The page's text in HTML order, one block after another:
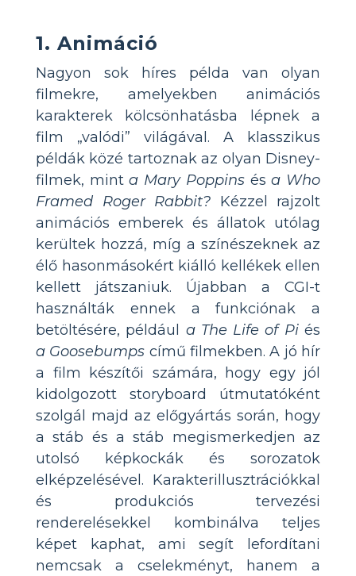
1. Animáció
Nagyon sok híres példa van olyan
filmekre, amelyekben animációs
karakterek kölcsönhatásba lépnek a
film „valódi” világával. A klasszikus
példák közé tartoznak az olyan Disney-
filmek, minta Mary Poppinsésa Who
Framed Roger Rabbit? Kézzel rajzolt
animációs emberek és állatok utólag
kerültek hozzá, míg a színészeknek az
élő hasonmásokért kiálló kellékek ellen
kellett játszaniuk. Újabban a CGI-t
használták ennek a funkciónak a
betöltésére, például a The Life of Piés
a Goosebumps című filmekben. A jó hír
a film készítői számára, hogy egy jól
kidolgozott storyboard útmutatóként
szolgál majd az előgyártás során, hogy
a stáb és a stáb megismerkedjen az
utolsó képkockák és sorozatok
elképzelésével. Karakterillusztrációkkal
és produkciós tervezési
renderelésekkel kombinálva teljes
képet kaphat, ami segít lefordítani
nemcsak a cselekményt, hanem a